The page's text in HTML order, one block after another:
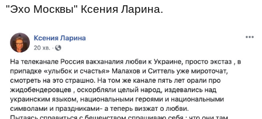
"Эхо Москвы" Ксения Ларина.